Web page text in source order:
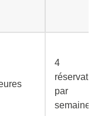
4
par
semaine